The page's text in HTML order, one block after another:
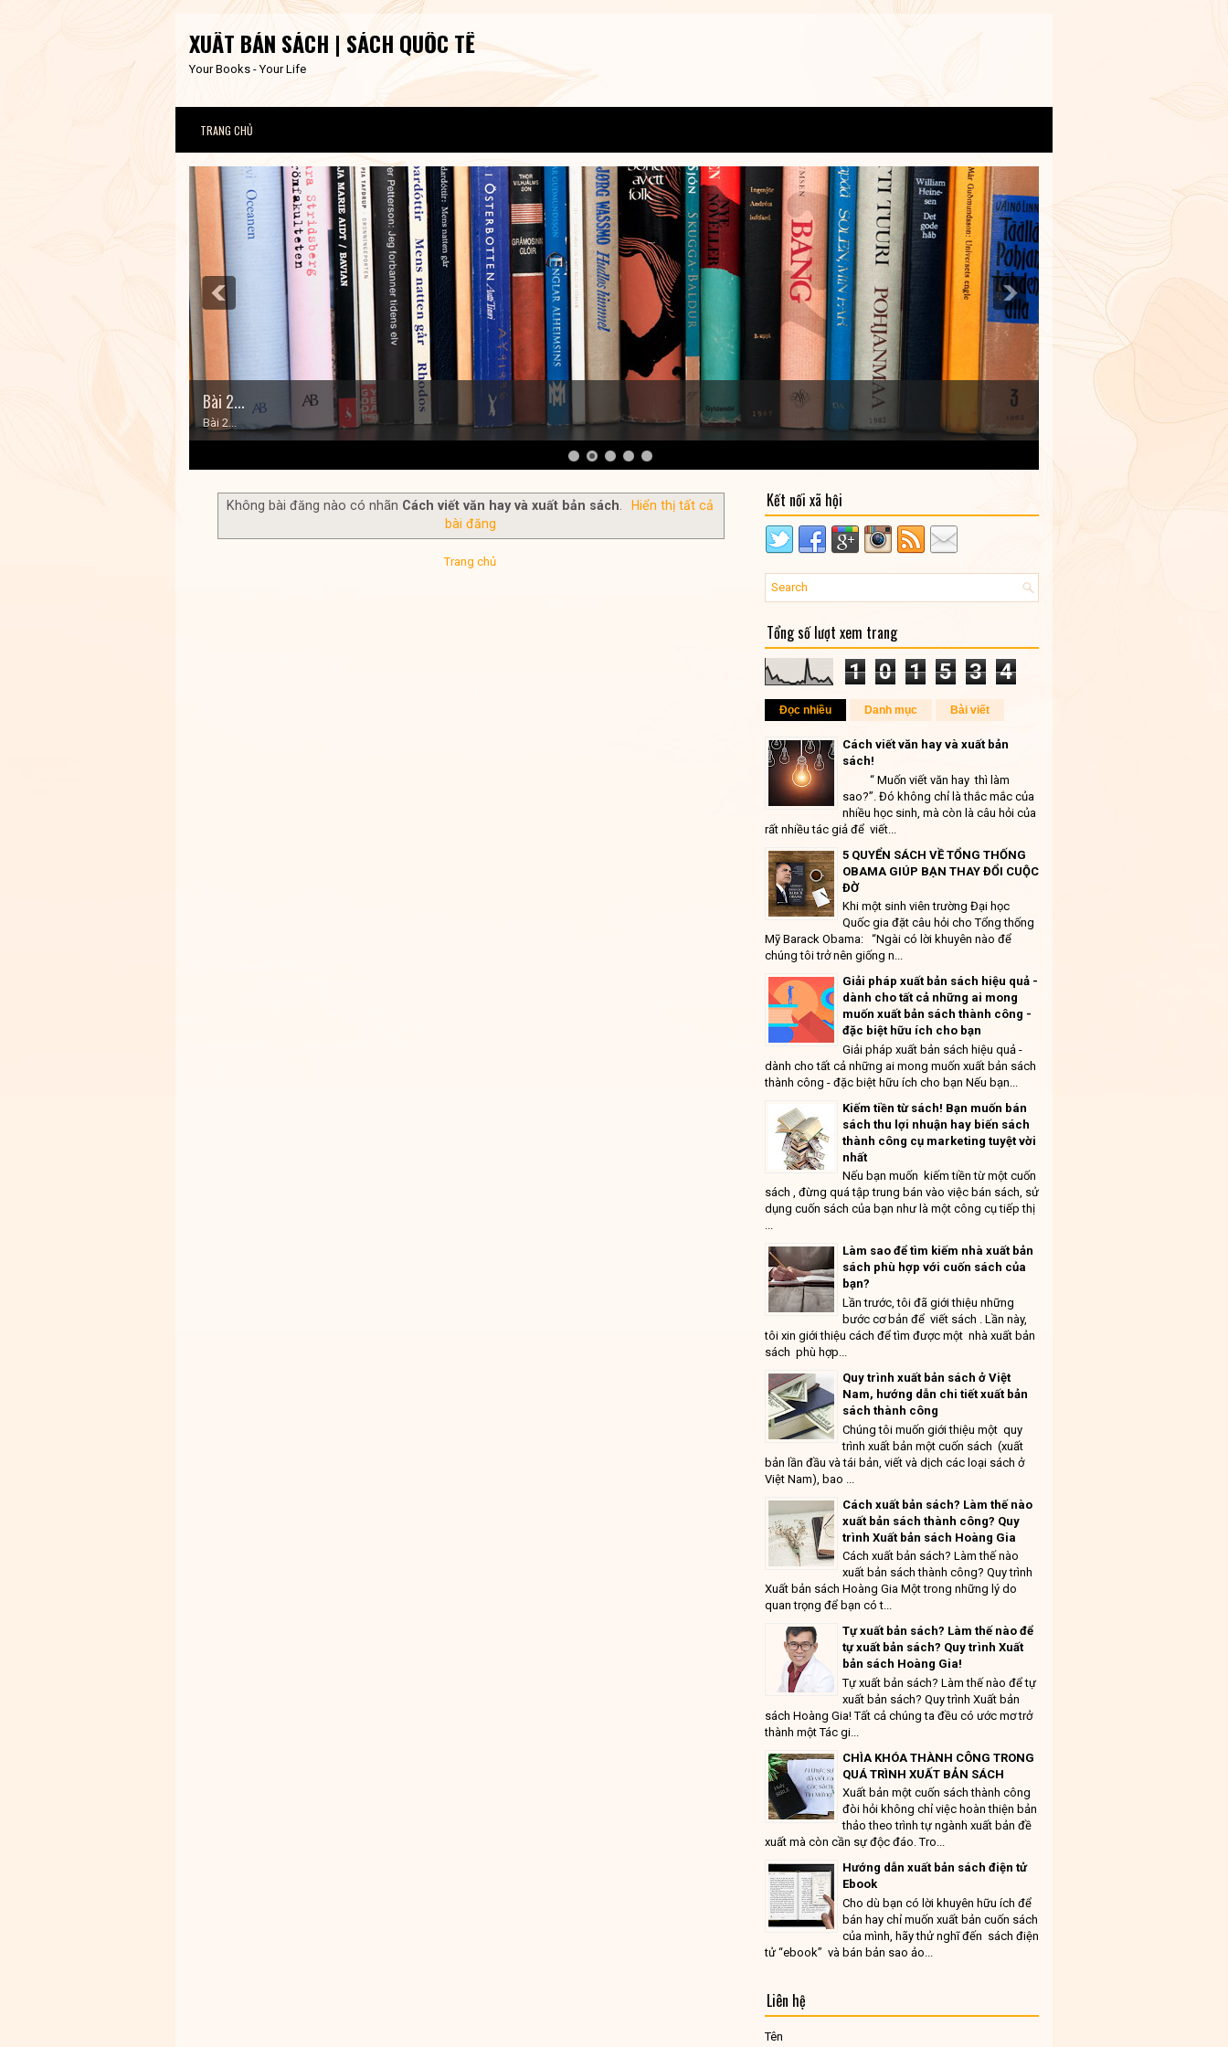
XUẤT BẢN SÁCH | SÁCH QUỐC TẾ
Your Books - Your Life
TRANG CHỦ
Bài 2...
Bài 2...
Không bài đăng nào có nhãn Cách viết văn hay và xuất bản sách.
Hiển thị tất cả
bài đăng
Trang chủ
Kết nối xã hội
Tổng số lượt xem trang
1 0 1 5 3 4
Đọc nhiều Danh mục Bài viết
Cách viết văn hay và xuất bản
sách!
“ Muốn viết văn hay thì làm
sao?”. Đó không chỉ là thắc mắc của
nhiều học sinh, mà còn là câu hỏi của
rất nhiều tác giả để viết...
5 QUYỂN SÁCH VỀ TỔNG THỐNG
OBAMA GIÚP BẠN THAY ĐỔI CUỘC
ĐỜ
Khi một sinh viên trường Đại học
Quốc gia đặt câu hỏi cho Tổng thống
Mỹ Barack Obama: “Ngài có lời khuyên nào để
chúng tôi trở nên giống n...
Giải pháp xuất bản sách hiệu quả -
dành cho tất cả những ai mong
muốn xuất bản sách thành công -
đặc biệt hữu ích cho bạn
Giải pháp xuất bản sách hiệu quả -
dành cho tất cả những ai mong muốn xuất bản sách
thành công - đặc biệt hữu ích cho bạn Nếu bạn...
Kiếm tiền từ sách! Bạn muốn bán
sách thu lợi nhuận hay biến sách
thành công cụ marketing tuyệt vời
nhất
Nếu bạn muốn kiếm tiền từ một cuốn
sách , đừng quá tập trung bán vào việc bán sách, sử
dụng cuốn sách của bạn như là một công cụ tiếp thị
...
Làm sao để tìm kiếm nhà xuất bản
sách phù hợp với cuốn sách của
bạn?
Lần trước, tôi đã giới thiệu những
bước cơ bản để viết sách . Lần này,
tôi xin giới thiệu cách để tìm được một nhà xuất bản
sách phù hợp...
Quy trình xuất bản sách ở Việt
Nam, hướng dẫn chi tiết xuất bản
sách thành công
Chúng tôi muốn giới thiệu một quy
trình xuất bản một cuốn sách (xuất
bản lần đầu và tái bản, viết và dịch các loại sách ở
Việt Nam), bao ...
Cách xuất bản sách? Làm thế nào
xuất bản sách thành công? Quy
trình Xuất bản sách Hoàng Gia
Cách xuất bản sách? Làm thế nào
xuất bản sách thành công? Quy trình
Xuất bản sách Hoàng Gia Một trong những lý do
quan trọng để bạn có t...
Tự xuất bản sách? Làm thế nào để
tự xuất bản sách? Quy trình Xuất
bản sách Hoàng Gia!
Tự xuất bản sách? Làm thế nào để tự
xuất bản sách? Quy trình Xuất bản
sách Hoàng Gia! Tất cả chúng ta đều có ước mơ trở
thành một Tác gi...
CHÌA KHÓA THÀNH CÔNG TRONG
QUÁ TRÌNH XUẤT BẢN SÁCH
Xuất bản một cuốn sách thành công
đòi hỏi không chỉ việc hoàn thiện bản
thảo theo trình tự ngành xuất bản đề
xuất mà còn cần sự độc đáo. Tro...
Hướng dẫn xuất bản sách điện tử
Ebook
Cho dù bạn có lời khuyên hữu ích để
bán hay chỉ muốn xuất bản cuốn sách
của mình, hãy thử nghĩ đến sách điện
tử “ebook” và bán bản sao ảo...
Liên hệ
Tên